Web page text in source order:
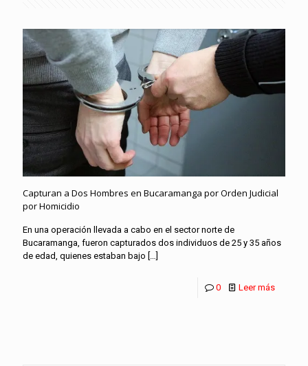
Capturan a Dos Hombres en Bucaramanga por Orden Judicial
por Homicidio
En una operación llevada a cabo en el sector norte de
Bucaramanga, fueron capturados dos individuos de 25 y 35 años
de edad, quienes estaban bajo […]
0 Leer más